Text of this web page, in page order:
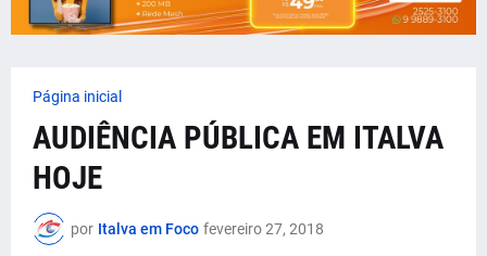
Página inicial
AUDIÊNCIA PÚBLICA EM ITALVA
HOJE
por Italva em Foco fevereiro 27, 2018